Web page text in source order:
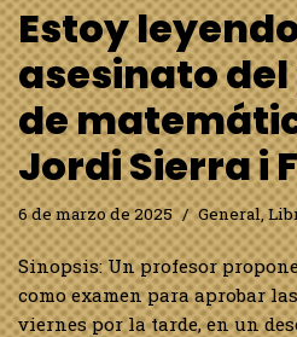
Estoy
asesinato
de
Jordi Sierra i
6 de marzo de 2025 General,
Sinopsis: Un profesor
como examen para aprobar
viernes por la tarde, en un